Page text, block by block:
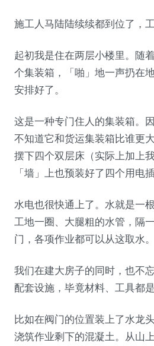
施工人马陆陆续续都到位了，
起初我是住在两层小楼里。随
个集装箱，「啪」地一声扔在
安排好了。
这是一种专门住人的集装箱。
不知道它和货运集装箱比谁更
摆下四个双层床（实际上加上
「墙」上也预装好了四个用电
水电也很快通上了。水就是一
工地一圈、大腿粗的水管，隔
门，各项作业都可以从这取水。
我们在建大房子的同时，也不
配套设施，毕竟材料、工具都
比如在阀门的位置装上了水龙
浇筑作业剩下的混凝土。从山